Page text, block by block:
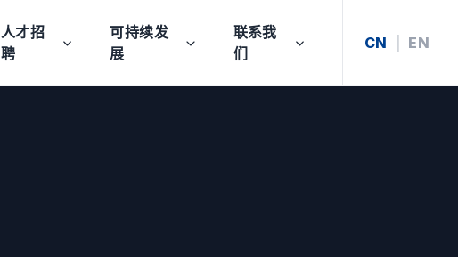
人才招
聘
可持续发
展
联系我
们
CN EN